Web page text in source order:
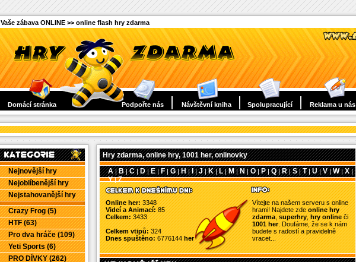
Vaše zábava ONLINE >> online flash hry zdarma
Domácí stránka Podpořte nás Návštěvní kniha Spolupracující Reklama u nás
Nejnovější hry
Nejoblíbenější hry
Nejstahovanější hry
Crazy Frog (5)
HTF (63)
Pro dva hráče (109)
Yeti Sports (6)
PRO DÍVKY (262)
Hry zdarma, online hry, 1001 her, onlinovky
A |B |C |D |E |F |G |H |I |J |K |L |M |N |O |P |Q |R |S |T |U |V |W |X |
Y |Z
Online her:3348
Videí a Animací:85
Celkem:3433
Celkem vtipů:324
Dnes spuštěno:6776144her
Vítejte na našem serveru s online
hrami! Najdete zdeonline hry
zdarma,superhry,hry onlineči
1001 her. Doufáme, že se k nám
budete s radostí a pravidelně
vracet...